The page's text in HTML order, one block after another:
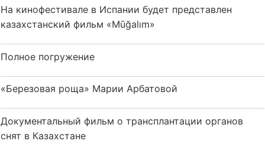
На кинофестивале в Испании будет представлен
казахстанский фильм «Mūğalım»
Полное погружение
«Березовая роща» Марии Арбатовой
Документальный фильм о трансплантации органов
снят в Казахстане